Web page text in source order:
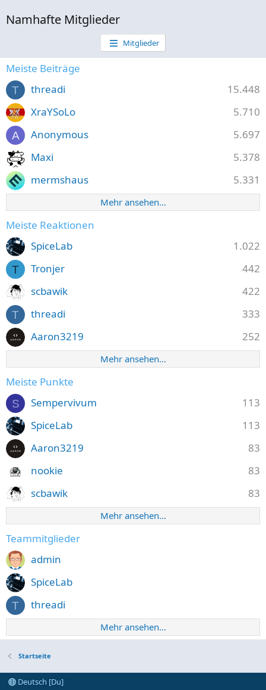
Namhafte Mitglieder
Mitglieder
Meiste Beiträge
T 15.448
threadi
5.710
XraYSoLo
A 5.697
Anonymous
5.378
Maxi
5.331
mermshaus
Mehr ansehen…
Meiste Reaktionen
1.022
SpiceLab
T 442
Tronjer
422
scbawik
T 333
threadi
252
Aaron3219
Mehr ansehen…
Meiste Punkte
S 113
Sempervivum
113
SpiceLab
83
Aaron3219
83
nookie
83
scbawik
Mehr ansehen…
Teammitglieder
admin
SpiceLab
T threadi
Mehr ansehen…
Startseite
Deutsch [Du]